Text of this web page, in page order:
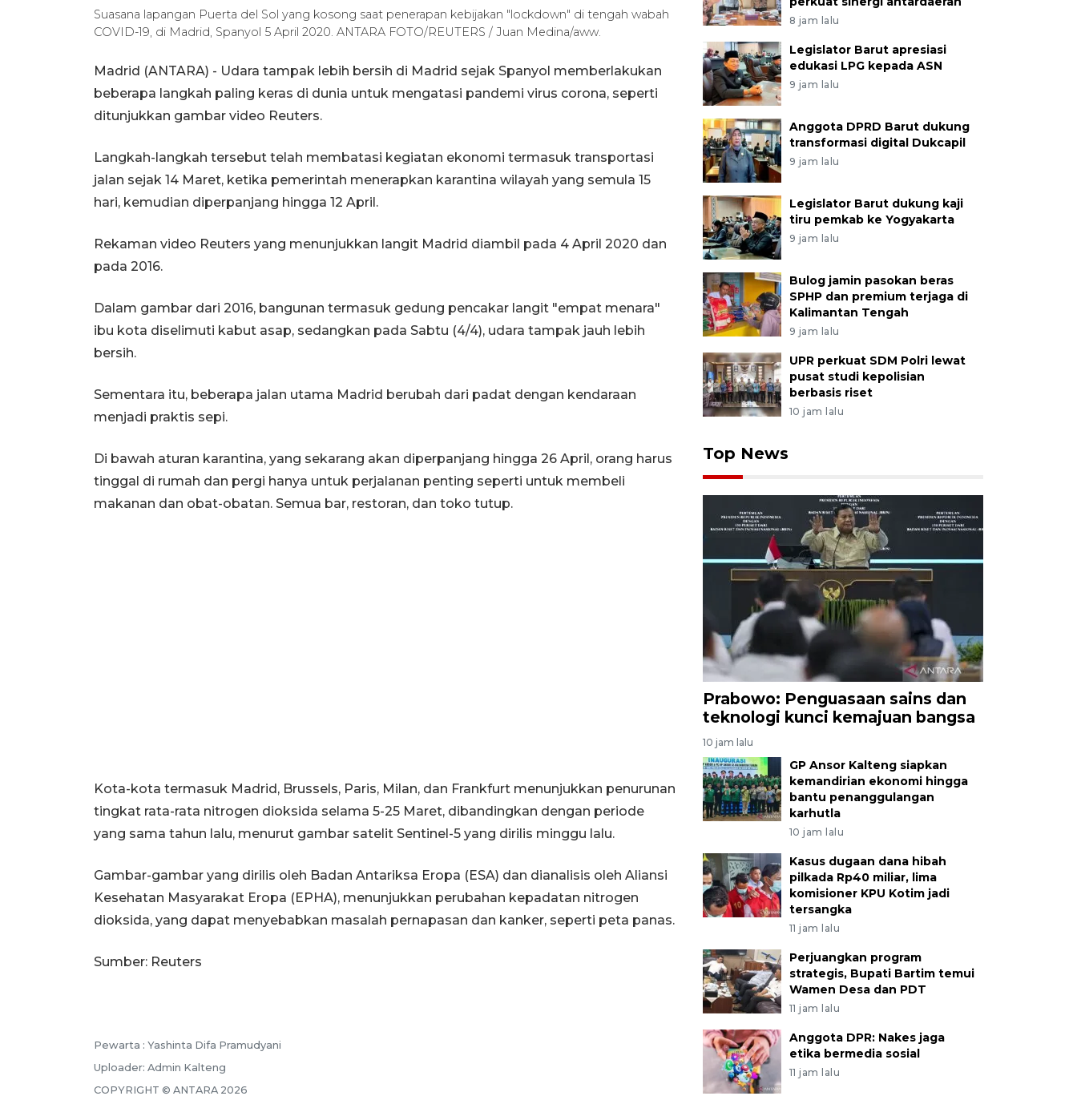
Suasana lapangan Puerta del Sol yang kosong saat penerapan kebijakan "lockdown" di tengah wabah
COVID-19, di Madrid, Spanyol 5 April 2020. ANTARA FOTO/REUTERS / Juan Medina/aww.
Madrid (ANTARA) - Udara tampak lebih bersih di Madrid sejak Spanyol memberlakukan
beberapa langkah paling keras di dunia untuk mengatasi pandemi virus corona, seperti
ditunjukkan gambar video Reuters.
Langkah-langkah tersebut telah membatasi kegiatan ekonomi termasuk transportasi
jalan sejak 14 Maret, ketika pemerintah menerapkan karantina wilayah yang semula 15
hari, kemudian diperpanjang hingga 12 April.
Rekaman video Reuters yang menunjukkan langit Madrid diambil pada 4 April 2020 dan
pada 2016.
Dalam gambar dari 2016, bangunan termasuk gedung pencakar langit "empat menara"
ibu kota diselimuti kabut asap, sedangkan pada Sabtu (4/4), udara tampak jauh lebih
bersih.
Sementara itu, beberapa jalan utama Madrid berubah dari padat dengan kendaraan
menjadi praktis sepi.
Di bawah aturan karantina, yang sekarang akan diperpanjang hingga 26 April, orang harus
tinggal di rumah dan pergi hanya untuk perjalanan penting seperti untuk membeli
makanan dan obat-obatan. Semua bar, restoran, dan toko tutup.
Kota-kota termasuk Madrid, Brussels, Paris, Milan, dan Frankfurt menunjukkan penurunan
tingkat rata-rata nitrogen dioksida selama 5-25 Maret, dibandingkan dengan periode
yang sama tahun lalu, menurut gambar satelit Sentinel-5 yang dirilis minggu lalu.
Gambar-gambar yang dirilis oleh Badan Antariksa Eropa (ESA) dan dianalisis oleh Aliansi
Kesehatan Masyarakat Eropa (EPHA), menunjukkan perubahan kepadatan nitrogen
dioksida, yang dapat menyebabkan masalah pernapasan dan kanker, seperti peta panas.
Sumber: Reuters
Pewarta : Yashinta Difa Pramudyani
Uploader: Admin Kalteng
COPYRIGHT © ANTARA 2026
8 jam lalu
Legislator Barut apresiasi
edukasi LPG kepada ASN
9 jam lalu
Anggota DPRD Barut dukung
transformasi digital Dukcapil
9 jam lalu
Legislator Barut dukung kaji
tiru pemkab ke Yogyakarta
9 jam lalu
Bulog jamin pasokan beras
SPHP dan premium terjaga di
Kalimantan Tengah
9 jam lalu
UPR perkuat SDM Polri lewat
pusat studi kepolisian
berbasis riset
10 jam lalu
Top News
Prabowo: Penguasaan sains dan
teknologi kunci kemajuan bangsa
10 jam lalu
GP Ansor Kalteng siapkan
kemandirian ekonomi hingga
bantu penanggulangan
karhutla
10 jam lalu
Kasus dugaan dana hibah
pilkada Rp40 miliar, lima
komisioner KPU Kotim jadi
tersangka
11 jam lalu
Perjuangkan program
strategis, Bupati Bartim temui
Wamen Desa dan PDT
11 jam lalu
Anggota DPR: Nakes jaga
etika bermedia sosial
11 jam lalu